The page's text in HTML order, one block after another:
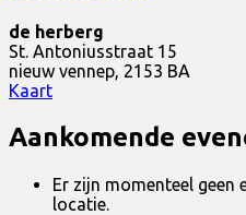
de herberg
St. Antoniusstraat 15
nieuw vennep, 2153 BA
Kaartde
Aankomende
Er zijn momenteel geen
locatie.